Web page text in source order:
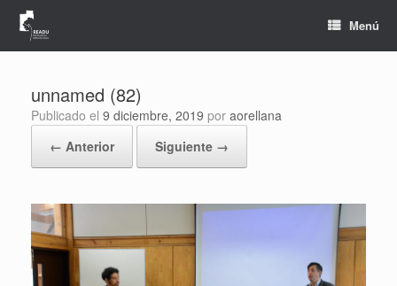
Saltar
contenido
Menú
unnamed (82)
Publicado el 9 diciembre, 2019 por aorellana
← Anterior
Siguiente →